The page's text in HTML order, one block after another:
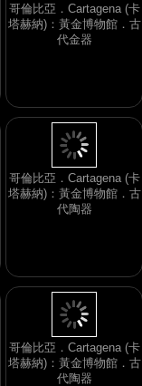
哥倫比亞．Cartagena (卡
塔赫納)：黃金博物館．古
代金器
哥倫比亞．Cartagena (卡
塔赫納)：黃金博物館．古
代陶器
哥倫比亞．Cartagena (卡
塔赫納)：黃金博物館．古
代陶器